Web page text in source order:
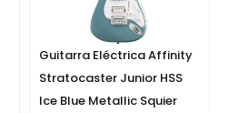
Guitarra Eléctrica Affinity
Stratocaster Junior HSS
Ice Blue Metallic Squier